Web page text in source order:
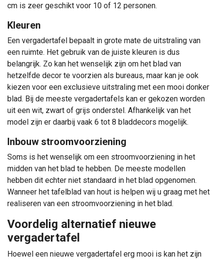
cm is zeer geschikt voor 10 of 12 personen.
Kleuren
Een vergadertafel bepaalt in grote mate de uitstraling van
een ruimte. Het gebruik van de juiste kleuren is dus
belangrijk. Zo kan het wenselijk zijn om het blad van
hetzelfde decor te voorzien als bureaus, maar kan je ook
kiezen voor een exclusieve uitstraling met een mooi donker
blad. Bij de meeste vergadertafels kan er gekozen worden
uit een wit, zwart of grijs onderstel. Afhankelijk van het
model zijn er daarbij vaak 6 tot 8 bladdecors mogelijk.
Inbouw stroomvoorziening
Soms is het wenselijk om een stroomvoorziening in het
midden van het blad te hebben. De meeste modellen
hebben dit echter niet standaard in het blad opgenomen.
Wanneer het tafelblad van hout is helpen wij u graag met het
realiseren van een stroomvoorziening in het blad.
Voordelig alternatief nieuwe
vergadertafel
Hoewel een nieuwe vergadertafel erg mooi is kan het zijn